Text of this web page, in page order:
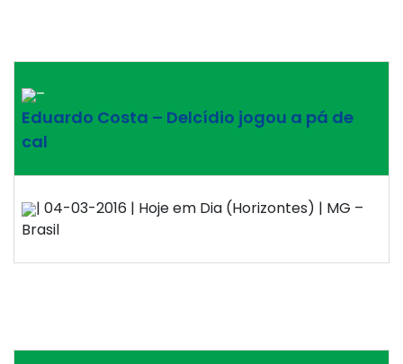
–
Eduardo Costa – Delcídio jogou a pá de
cal
| 04-03-2016 | Hoje em Dia (Horizontes) | MG –
Brasil